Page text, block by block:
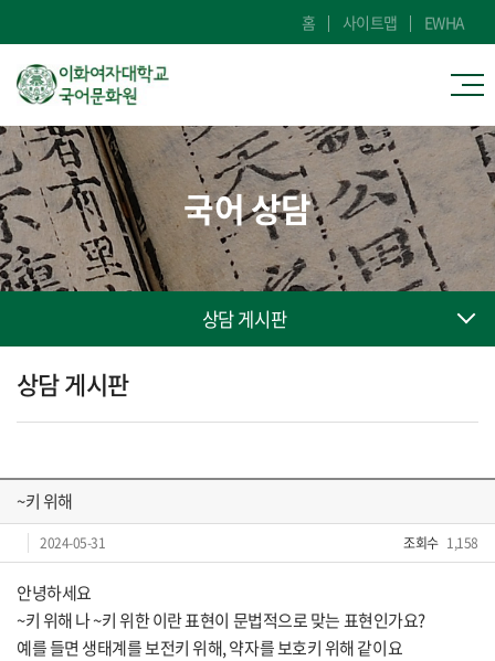
홈 사이트맵 EWHA
국어 상담
상담 게시판
상담 게시판
~키 위해
2024-05-31 조회수 1,158
안녕하세요
~키 위해 나 ~키 위한 이란 표현이 문법적으로 맞는 표현인가요?
예를 들면 생태계를 보전키 위해, 약자를 보호키 위해 같이요